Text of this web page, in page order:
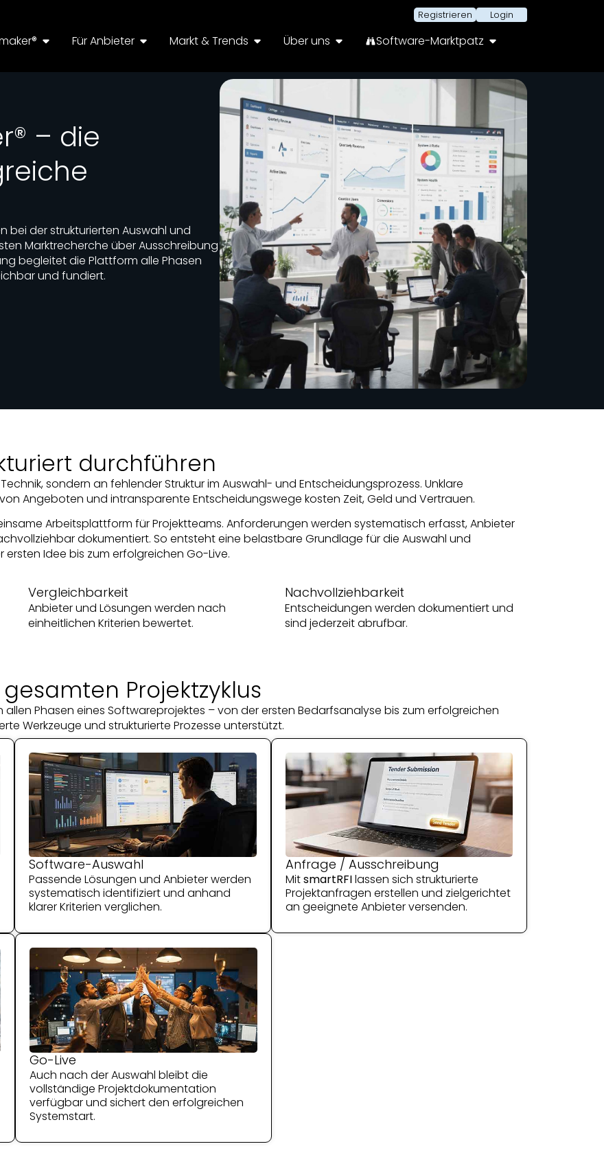
Registrieren Login
Für Anbieter Markt & Trends Über uns Software-Marktpatz
– die
bei der strukturierten Auswahl und
Marktrecherche über Ausschreibung
begleitet die Plattform alle Phasen
und fundiert.
durchführen
sondern an fehlender Struktur im Auswahl- und Entscheidungsprozess. Unklare
Angeboten und intransparente Entscheidungswege kosten Zeit, Geld und Vertrauen.
Arbeitsplattform für Projektteams. Anforderungen werden systematisch erfasst, Anbieter
dokumentiert. So entsteht eine belastbare Grundlage für die Auswahl und
Idee bis zum erfolgreichen Go-Live.
Vergleichbarkeit
Anbieter und Lösungen werden nach
einheitlichen Kriterien bewertet.
Nachvollziehbarkeit
Entscheidungen werden dokumentiert und
sind jederzeit abrufbar.
Projektzyklus
Phasen eines Softwareprojektes – von der ersten Bedarfsanalyse bis zum erfolgreichen
Werkzeuge und strukturierte Prozesse unterstützt.
Software-Auswahl
Passende Lösungen und Anbieter werden
systematisch identifiziert und anhand
klarer Kriterien verglichen.
Anfrage / Ausschreibung
MitsmartRFIlassen sich strukturierte
Projektanfragen erstellen und zielgerichtet
an geeignete Anbieter versenden.
Go-Live
Auch nach der Auswahl bleibt die
vollständige Projektdokumentation
verfügbar und sichert den erfolgreichen
Systemstart.